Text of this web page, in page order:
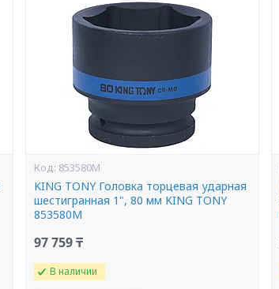
853580M
KING TONY Головка торцевая ударная
шестигранная 1", 80 мм KING TONY
853580M
97 759 ₸
В наличии